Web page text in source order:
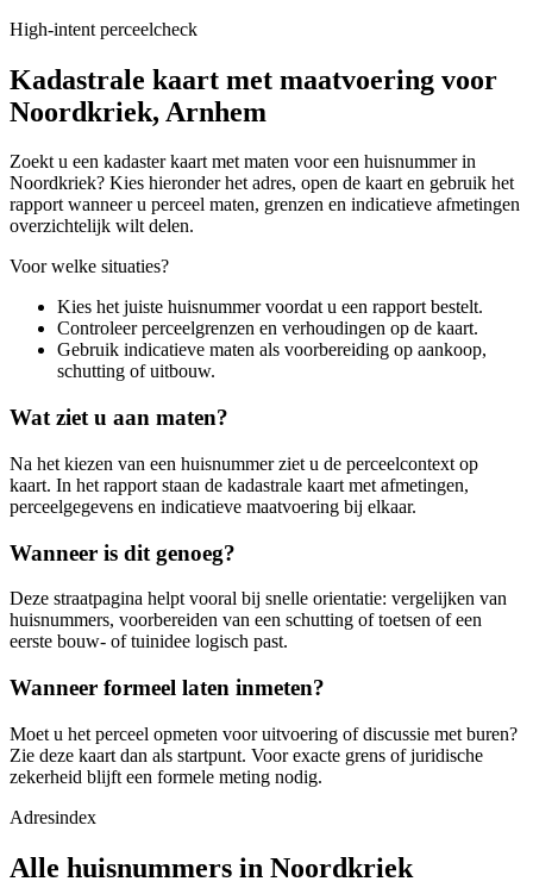
High-intent perceelcheck
Kadastrale kaart met maatvoering voor
Noordkriek, Arnhem
Zoekt u een kadaster kaart met maten voor een huisnummer in
Noordkriek? Kies hieronder het adres, open de kaart en gebruik het
rapport wanneer u perceel maten, grenzen en indicatieve afmetingen
overzichtelijk wilt delen.
Voor welke situaties?
Kies het juiste huisnummer voordat u een rapport bestelt.
Controleer perceelgrenzen en verhoudingen op de kaart.
Gebruik indicatieve maten als voorbereiding op aankoop,
schutting of uitbouw.
Wat ziet u aan maten?
Na het kiezen van een huisnummer ziet u de perceelcontext op
kaart. In het rapport staan de kadastrale kaart met afmetingen,
perceelgegevens en indicatieve maatvoering bij elkaar.
Wanneer is dit genoeg?
Deze straatpagina helpt vooral bij snelle orientatie: vergelijken van
huisnummers, voorbereiden van een schutting of toetsen of een
eerste bouw- of tuinidee logisch past.
Wanneer formeel laten inmeten?
Moet u het perceel opmeten voor uitvoering of discussie met buren?
Zie deze kaart dan als startpunt. Voor exacte grens of juridische
zekerheid blijft een formele meting nodig.
Adresindex
Alle huisnummers in Noordkriek